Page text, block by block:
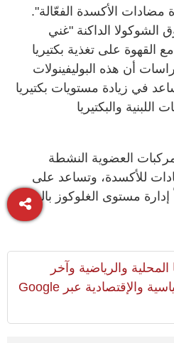
مضادات الأكسدة الفعّالة".
الداكنة "غني
القهوة على تغذية بكتيريا
أن هذه البوليفينولات
في زيادة مستويات بكتيريا
اللبنية والبكتيريا
العضوية النشطة
للأكسدة، وتساعد على
مستوى الغلوكوز بالدم.
المحلية والرياضية وآخر
المستجدات السياسية والإقتصادية عبر Google